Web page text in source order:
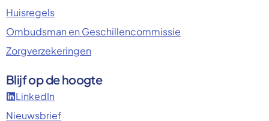
Huisregels
Ombudsman en Geschillencommissie
Zorgverzekeringen
Blijf op de hoogte
LinkedIn
Nieuwsbrief